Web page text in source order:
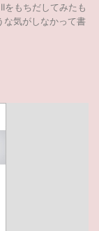
をもちだしてみたも
な気がしなかって書